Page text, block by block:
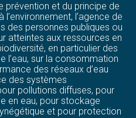
prévention et du principe de
l’agence de
des personnes publiques ou
atteintes aux ressources en
en particulier des
l’eau, sur la consommation
des réseaux d’eau
des systèmes
pollutions diffuses, pour
en eau, pour stockage
et pour protection